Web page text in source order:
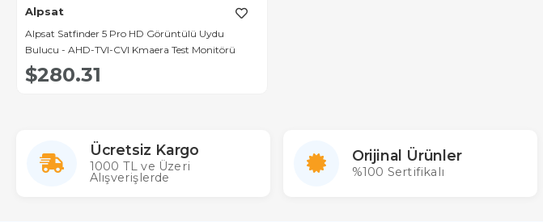
Alpsat
Alpsat Satfinder 5 Pro HD Görüntülü Uydu
Bulucu - AHD-TVI-CVI Kmaera Test Monitörü
$280.31
Ücretsiz Kargo
1000 TL ve Üzeri
Alışverişlerde
Orijinal Ürünler
%100 Sertifikalı